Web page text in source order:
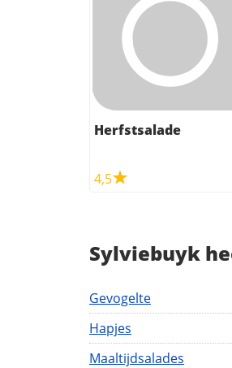
Herfstsalade
4,5
Sylviebuyk
Gevogelte
Hapjes
Maaltijdsalades